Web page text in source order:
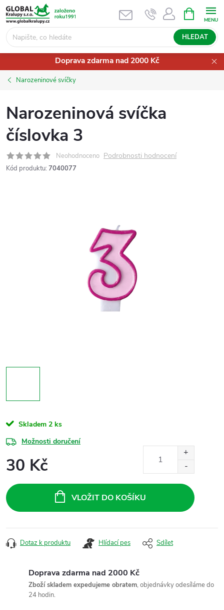
Přejít
na
obsah
HLEDAT
NÁKUPNÍ
KOŠÍK
Doprava zdarma nad 2000 Kč
Narozeninové svíčky
Narozeninová svíčka
číslovka 3
Neohodnoceno Podrobnosti hodnocení
Kód produktu: 7040077
Skladem 2 ks
Možnosti doručení
30 Kč
cena:
VLOŽIT DO KOŠÍKU
Dotaz k produktu Hlídací pes Sdílet
Doprava zdarma nad 2000 Kč
Zboží skladem expedujeme obratem, objednávky odesíláme do
24 hodin.